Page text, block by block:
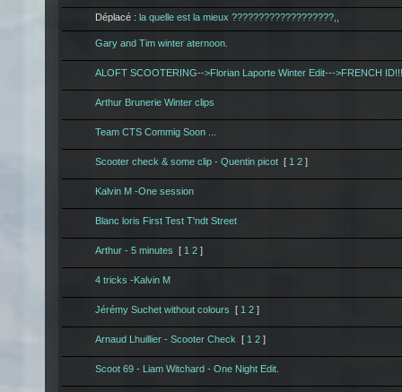
Déplacé :la quelle est la mieux ???????????????????,,
Gary and Tim winter aternoon.
ALOFT SCOOTERING-->Florian Laporte Winter Edit--->FRENCH
Arthur Brunerie Winter clips
Team CTS Commig Soon ...
Scooter check & some clip - Quentin picot [ 1 2 ]
Kalvin M -One session
Blanc loris First Test T'ndt Street
Arthur - 5 minutes [ 1 2 ]
4 tricks -Kalvin M
Jérémy Suchet without colours [ 1 2 ]
Arnaud Lhuillier - Scooter Check [ 1 2 ]
Scoot 69 - Liam Witchard - One Night Edit.